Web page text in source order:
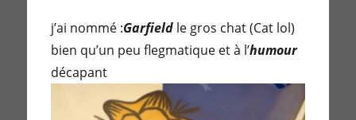
j’ai nommé :Garfield le gros chat (Cat lol)
bien qu’un peu flegmatique et à l’humour
décapant